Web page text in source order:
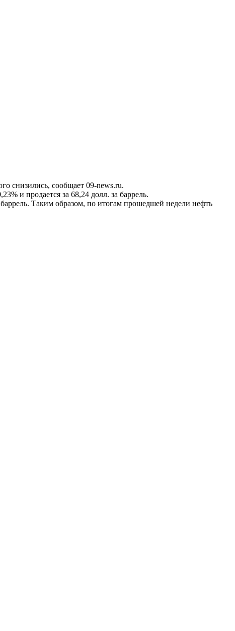
снизились, сообщает 09-news.ru.
и продается за 68,24 долл. за баррель.
Таким образом, по итогам прошедшей недели нефть